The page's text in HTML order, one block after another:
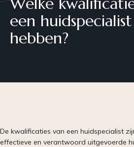
een huidspecialist
hebben?
De kwalificaties van een huidspecialist
effectieve en verantwoord uitgevoerde